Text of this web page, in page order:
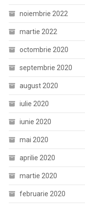
noiembrie 2022
martie 2022
octombrie 2020
septembrie 2020
august 2020
iulie 2020
iunie 2020
mai 2020
aprilie 2020
martie 2020
februarie 2020